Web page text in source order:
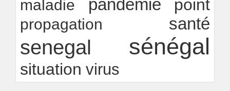
maladie
pandémie point
propagation santé
senegal sénégal
situation virus